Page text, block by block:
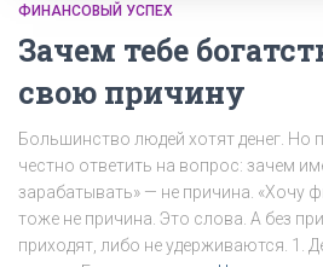
ФИНАНСОВЫЙ УСПЕХ
Зачем тебе
свою причину
Большинство людей хотят денег. Но
честно ответить на вопрос: зачем
зарабатывать» — не причина. «Хочу
тоже не причина. Это слова. А без
приходят, либо не удерживаются. 1.